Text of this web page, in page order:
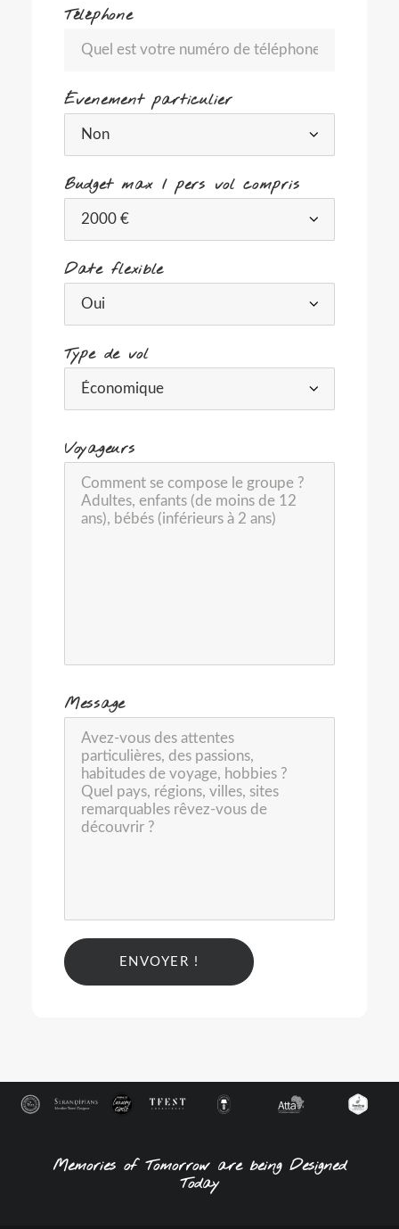
Téléphone
Évenement particulier
Budget max / pers vol compris
Date flexible
Type de vol
Voyageurs
Message
Memories of Tomorrow are being Designed
Today